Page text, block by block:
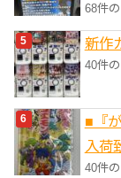
68件
新作
40件
■『
入荷
40件